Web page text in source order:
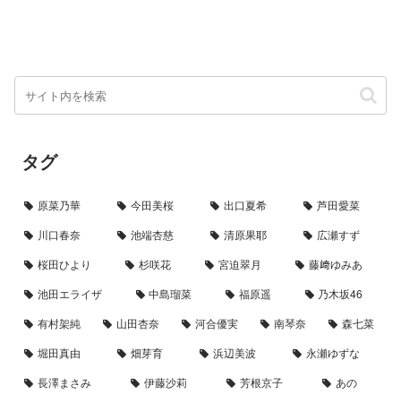
タグ
原菜乃華 今田美桜 出口夏希
芦田愛菜
川口春奈
池端杏慈 清原果耶
広瀬すず
桜田ひより
杉咲花 宮迫翠月
藤﨑ゆみあ
池田エライザ
中島瑠菜 福原遥
乃木坂46
有村架純
山田杏奈 河合優実 南琴奈
森七菜
堀田真由
畑芽育 浜辺美波
永瀬ゆずな
長澤まさみ
伊藤沙莉 芳根京子
あの